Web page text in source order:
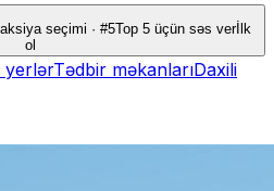
seçimi · #5Top 5 üçün səs verİlk
ol
yerlərTədbir məkanlarıDaxili